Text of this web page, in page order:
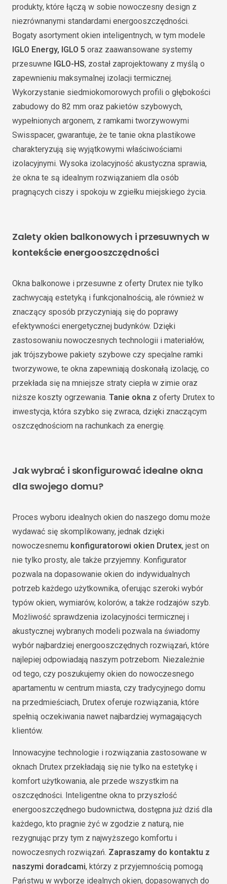
produkty, które łączą w sobie nowoczesny design z
niezrównanymi standardami energooszczędności.
Bogaty asortyment okien inteligentnych, w tym modele
IGLO Energy, IGLO 5 oraz zaawansowane systemy
przesuwne IGLO-HS, został zaprojektowany z myślą o
zapewnieniu maksymalnej izolacji termicznej.
Wykorzystanie siedmiokomorowych profili o głębokości
zabudowy do 82 mm oraz pakietów szybowych,
wypełnionych argonem, z ramkami tworzywowymi
Swisspacer, gwarantuje, że te tanie okna plastikowe
charakteryzują się wyjątkowymi właściwościami
izolacyjnymi. Wysoka izolacyjność akustyczna sprawia,
że okna te są idealnym rozwiązaniem dla osób
pragnących ciszy i spokoju w zgiełku miejskiego życia.
Zalety okien balkonowych i przesuwnych w
kontekście energooszczędności
Okna balkonowe i przesuwne z oferty Drutex nie tylko
zachwycają estetyką i funkcjonalnością, ale również w
znaczący sposób przyczyniają się do poprawy
efektywności energetycznej budynków. Dzięki
zastosowaniu nowoczesnych technologii i materiałów,
jak trójszybowe pakiety szybowe czy specjalne ramki
tworzywowe, te okna zapewniają doskonałą izolację, co
przekłada się na mniejsze straty ciepła w zimie oraz
niższe koszty ogrzewania. Tanie okna z oferty Drutex to
inwestycja, która szybko się zwraca, dzięki znaczącym
oszczędnościom na rachunkach za energię.
Jak wybrać i skonfigurować idealne okna
dla swojego domu?
Proces wyboru idealnych okien do naszego domu może
wydawać się skomplikowany, jednak dzięki
nowoczesnemu konfiguratorowi okien Drutex, jest on
nie tylko prosty, ale także przyjemny. Konfigurator
pozwala na dopasowanie okien do indywidualnych
potrzeb każdego użytkownika, oferując szeroki wybór
typów okien, wymiarów, kolorów, a także rodzajów szyb.
Możliwość sprawdzenia izolacyjności termicznej i
akustycznej wybranych modeli pozwala na świadomy
wybór najbardziej energooszczędnych rozwiązań, które
najlepiej odpowiadają naszym potrzebom. Niezależnie
od tego, czy poszukujemy okien do nowoczesnego
apartamentu w centrum miasta, czy tradycyjnego domu
na przedmieściach, Drutex oferuje rozwiązania, które
spełnią oczekiwania nawet najbardziej wymagających
klientów.
Innowacyjne technologie i rozwiązania zastosowane w
oknach Drutex przekładają się nie tylko na estetykę i
komfort użytkowania, ale przede wszystkim na
oszczędności. Inteligentne okna to przyszłość
energooszczędnego budownictwa, dostępna już dziś dla
każdego, kto pragnie żyć w zgodzie z naturą, nie
rezygnując przy tym z najwyższego komfortu i
nowoczesnych rozwiązań. Zapraszamy do kontaktu z
naszymi doradcami, którzy z przyjemnością pomogą
Państwu w wyborze idealnych okien, dopasowanych do